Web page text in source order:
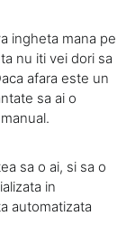
ingheta mana pe
nu iti vei dori sa
afara este un
sa ai o
sa o ai, si sa o
in
automatizata